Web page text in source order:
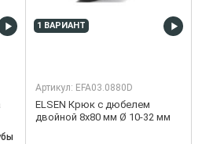
1 ВАРИАНТ
Артикул: EFA03.0880D
ELSEN Крюк с дюбелем
двойной 8x80 мм Ø 10-32 мм